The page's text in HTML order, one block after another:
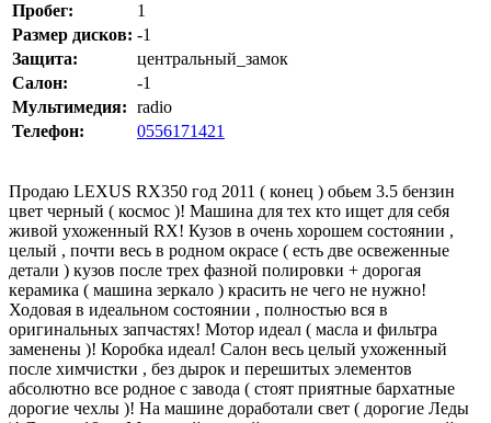
Пробег:
1
Размер дисков: -1
Защита:
центральный_замок
Салон:
-1
Мультимедия: radio
Телефон:
0556171421
Продаю LEXUS RX350 год 2011 ( конец ) обьем 3.5 бензин
цвет черный ( космос )! Машина для тех кто ищет для себя
живой ухоженный RX! Кузов в очень хорошем состоянии ,
целый , почти весь в родном окрасе ( есть две освеженные
детали ) кузов после трех фазной полировки + дорогая
керамика ( машина зеркало ) красить не чего не нужно!
Ходовая в идеальном состоянии , полностью вся в
оригинальных запчастях! Мотор идеал ( масла и фильтра
заменены )! Коробка идеал! Салон весь целый ухоженный
после химчистки , без дырок и перешитых элементов
абсолютно все родное с завода ( стоят приятные бархатные
дорогие чехлы )! На машине доработали свет ( дорогие Леды